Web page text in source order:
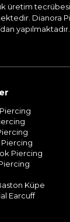
üretim
Piercing
Piercing
Küpe
Earcuff